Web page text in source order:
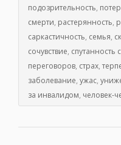
подозрительность,
смерти, растерянность,
саркастичность, семья,
сочувствие, спутанность
переговоров, страх,
заболевание, ужас,
за инвалидом, человек-